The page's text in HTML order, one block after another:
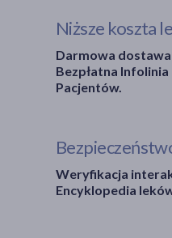
Niższe koszta
Darmowa
Bezpłatna Infolinia
Pacjentów.
Weryfikacja
Encyklopedia